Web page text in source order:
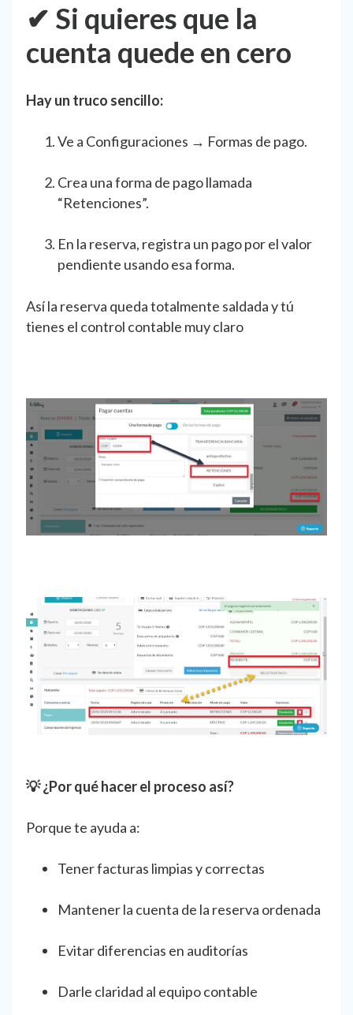
✔ Si quieres que la
cuenta quede en cero
Hay un truco sencillo:
Ve a Configuraciones → Formas de pago.
Crea una forma de pago llamada
“Retenciones”.
En la reserva, registra un pago por el valor
pendiente usando esa forma.
Así la reserva queda totalmente saldada y tú
tienes el control contable muy claro
💡 ¿Por qué hacer el proceso así?
Porque te ayuda a:
Tener facturas limpias y correctas
Mantener la cuenta de la reserva ordenada
Evitar diferencias en auditorías
Darle claridad al equipo contable